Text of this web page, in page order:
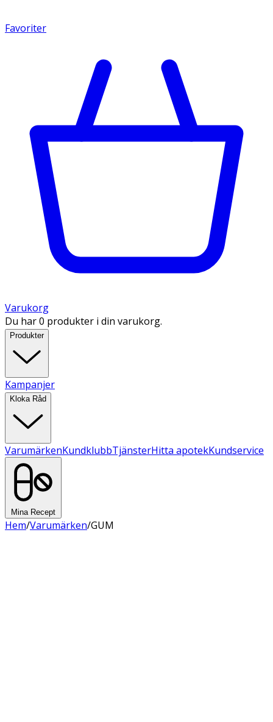
Favoriter
Varukorg
Du har 0 produkter i din varukorg.
Produkter
Kampanjer
Kloka Råd
VarumärkenKundklubbTjänsterHitta apotekKundservice
Mina Recept
Hem/Varumärken/GUM